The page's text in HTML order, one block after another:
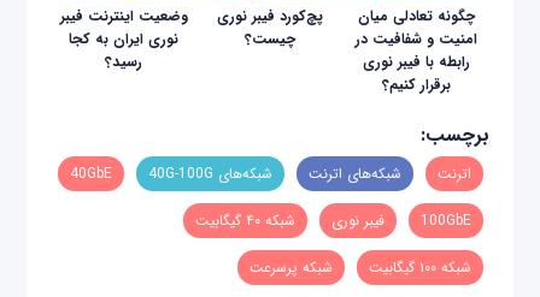
چگونه تعادلی میان
امنیت و شفافیت در
رابطه با فیبر نوری
برقرار کنیم؟
پچ‌کورد فیبر نوری
چیست؟
وضعیت اینترنت فیبر
نوری ایران به کجا
رسید؟
برچسب:
اترنت شبکه‌های اترنت شبکه‌های 40G-100G 40GbE
100GbE فیبر نوری شبکه ۴۰ گیگابیت
شبکه ۱۰۰ گیگابیت شبکه پرسرعت